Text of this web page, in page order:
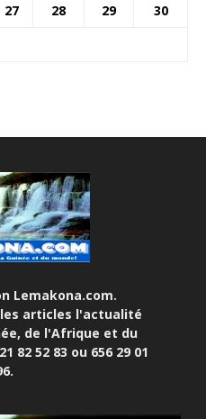
27 28 29
30
Lemakona.com.
articles l'actualité
de l'Afrique et du
82 52 83 ou 656 29 01